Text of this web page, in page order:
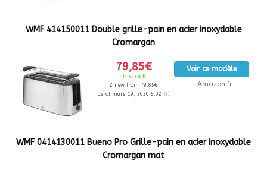
WMF 414150011 Double grille-pain en acier inoxydable
Cromargan
79,85€
in stock
2 new from 79,85€
as of mars 19, 2020 6:02
Voir ce modèle
Amazon.fr
WMF 0414130011 Bueno Pro Grille-pain en acier inoxydable
Cromargan mat